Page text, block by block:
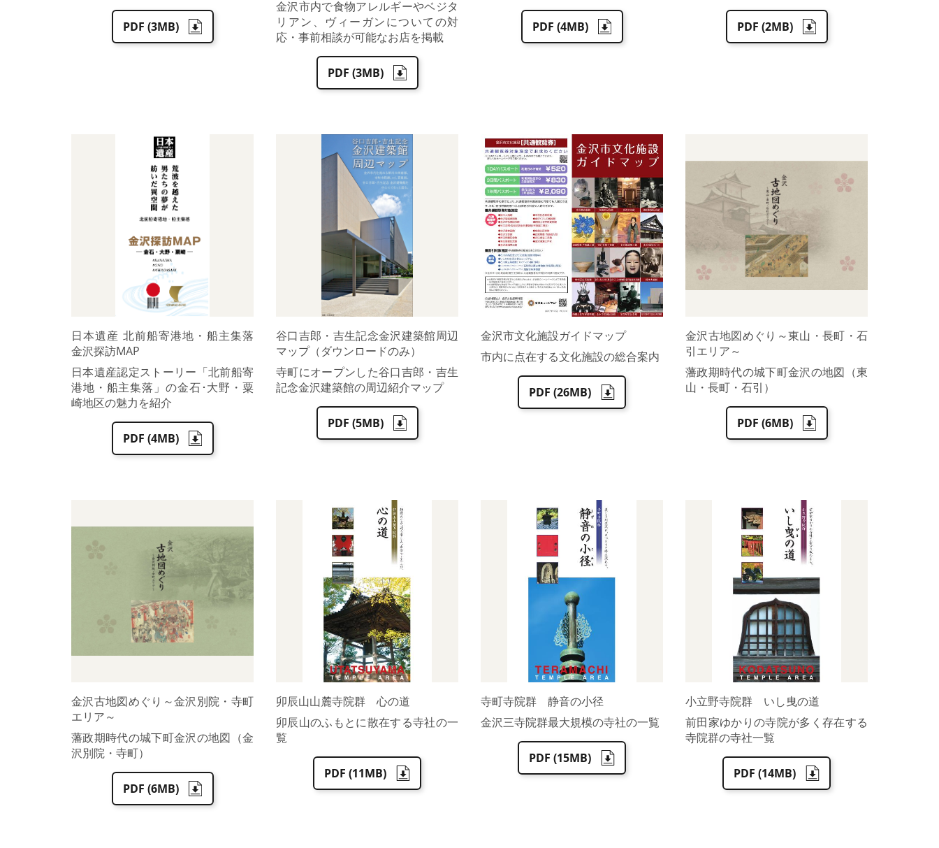
PDF (3MB)
金沢市内で食物アレルギーやベジタ
リアン、ヴィーガンについての対
応・事前相談が可能なお店を掲載
PDF (3MB)
PDF (4MB) PDF (2MB)
日本遺産 北前船寄港地・船主集落
金沢探訪MAP
日本遺産認定ストーリー「北前船寄
港地・船主集落」の金石･大野・粟
崎地区の魅力を紹介
PDF (4MB)
谷口吉郎・吉生記念金沢建築館周辺
マップ（ダウンロードのみ）
寺町にオープンした谷口吉郎・吉生
記念金沢建築館の周辺紹介マップ
PDF (5MB)
金沢市文化施設ガイドマップ
市内に点在する文化施設の総合案内
PDF (26MB)
金沢古地図めぐり～東山・長町・石
引エリア～
藩政期時代の城下町金沢の地図（東
山・長町・石引）
PDF (6MB)
金沢古地図めぐり～金沢別院・寺町
エリア～
藩政期時代の城下町金沢の地図（金
沢別院・寺町）
PDF (6MB)
卯辰山山麓寺院群 心の道
卯辰山のふもとに散在する寺社の一
覧
PDF (11MB)
寺町寺院群 静音の小径
金沢三寺院群最大規模の寺社の一覧
PDF (15MB)
小立野寺院群 いし曳の道
前田家ゆかりの寺院が多く存在する
寺院群の寺社一覧
PDF (14MB)